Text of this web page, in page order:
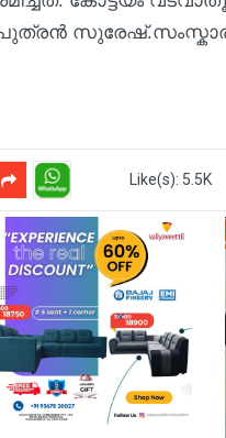
പുത്രന്‍
Like(s): 5.5K